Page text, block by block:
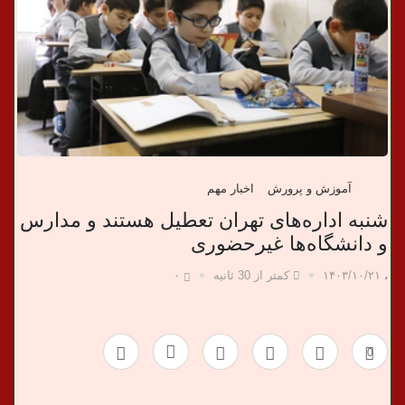
ب
ر
ی
آموزش و پرورش اخبار مهم
شنبه اداره‌های تهران تعطیل هستند و مدارس
و دانشگاه‌ها غیرحضوری
، ۱۴۰۳/۱۰/۲۱ کمتر از 30 ثانیه ۰
0